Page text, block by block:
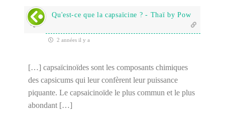
Qu'est-ce que la capsaïcine ? - Thaï by Pow
2 années il y a
[…] capsaïcinoïdes sont les composants chimiques
des capsicums qui leur confèrent leur puissance
piquante. Le capsaicinoïde le plus commun et le plus
abondant […]